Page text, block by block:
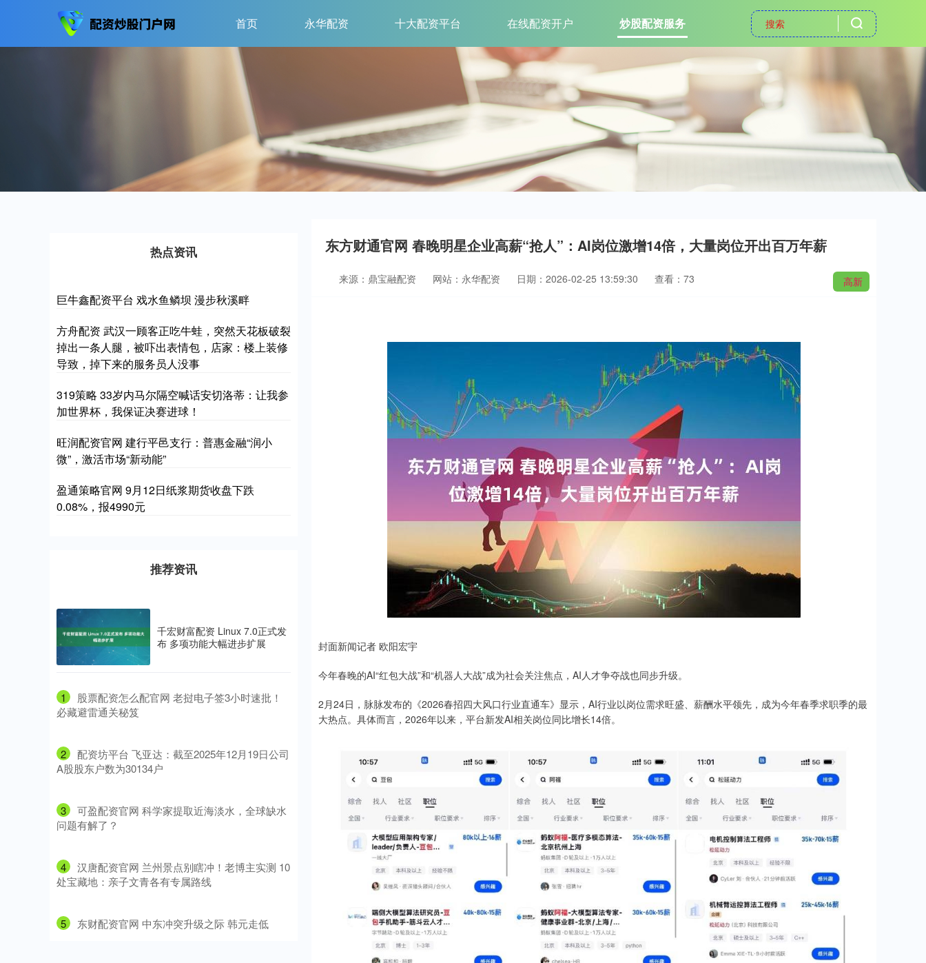
首页 永华配资 十大配资平台 在线配资开户 炒股配资服务
东方财通官网 春晚明星企业高薪“抢人”：AI岗位激增14倍，大量岗位开出百万年薪
高新
来源：鼎宝融配资 网站：永华配资 日期：2026-02-25 13:59:30 查看：73
封面新闻记者 欧阳宏宇
今年春晚的AI“红包大战”和“机器人大战”成为社会关注焦点，AI人才争夺战也同步升级。
2月24日，脉脉发布的《2026春招四大风口行业直通车》显示，AI行业以岗位需求旺盛、薪酬水平领先，成为今年春季求职季的最
大热点。具体而言，2026年以来，平台新发AI相关岗位同比增长14倍。
热点资讯
巨牛鑫配资平台 戏水鱼鳞坝 漫步秋溪畔
方舟配资 武汉一顾客正吃牛蛙，突然天花板破裂
掉出一条人腿，被吓出表情包，店家：楼上装修
导致，掉下来的服务员人没事
319策略 33岁内马尔隔空喊话安切洛蒂：让我参
加世界杯，我保证决赛进球！
旺润配资官网 建行平邑支行：普惠金融“润小
微”，激活市场“新动能”
盈通策略官网 9月12日纸浆期货收盘下跌
0.08%，报4990元
推荐资讯
千宏财富配资 Linux 7.0正式发
布 多项功能大幅进步扩展
1
​股票配资怎么配官网 老挝电子签3小时速批！
必藏避雷通关秘笈
2
​配资坊平台 飞亚达：截至2025年12月19日公司
A股股东户数为30134户
3
​可盈配资官网 科学家提取近海淡水，全球缺水
问题有解了？
4
​汉唐配资官网 兰州景点别瞎冲！老博主实测 10
处宝藏地：亲子文青各有专属路线
5 ​东财配资官网 中东冲突升级之际 韩元走低